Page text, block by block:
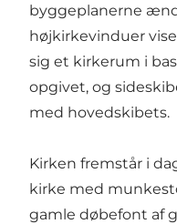
byggeplanerne
højkirkevinduer
sig et kirkerum i
opgivet, og
med hovedskibets.
Kirken fremstår i
kirke med
gamle døbefont af